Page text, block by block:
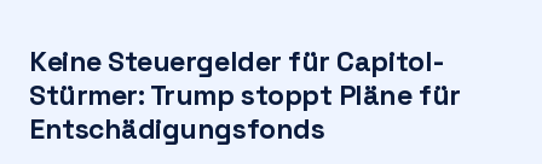
Keine Steuergelder für Capitol-
Stürmer: Trump stoppt Pläne für
Entschädigungsfonds